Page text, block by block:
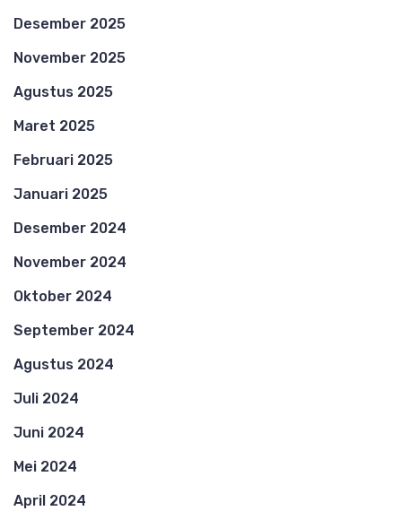
Desember 2025
November 2025
Agustus 2025
Maret 2025
Februari 2025
Januari 2025
Desember 2024
November 2024
Oktober 2024
September 2024
Agustus 2024
Juli 2024
Juni 2024
Mei 2024
April 2024